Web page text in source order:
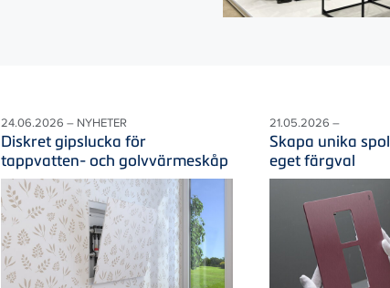
24.06.2026 – NYHETER
Diskret gipslucka för
tappvatten- och golvvärmeskåp
21.05.2026 –
Skapa unika
eget färgval